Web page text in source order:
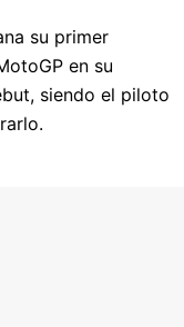
su primer
en su
siendo el piloto